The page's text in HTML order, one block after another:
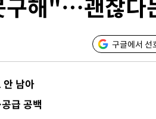
로 삼겠다"
괴
억원
채 발견
구글에서 선
안 남아
급 공백